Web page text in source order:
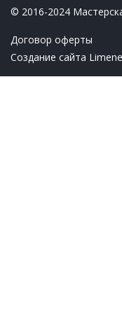
© 2016-2024
Договор оферты
Создание сайта